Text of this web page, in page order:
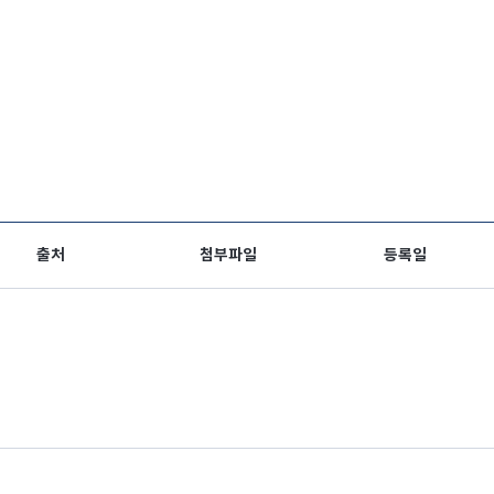
출처 첨부파일 등록일